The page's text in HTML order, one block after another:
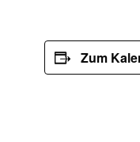
Zum